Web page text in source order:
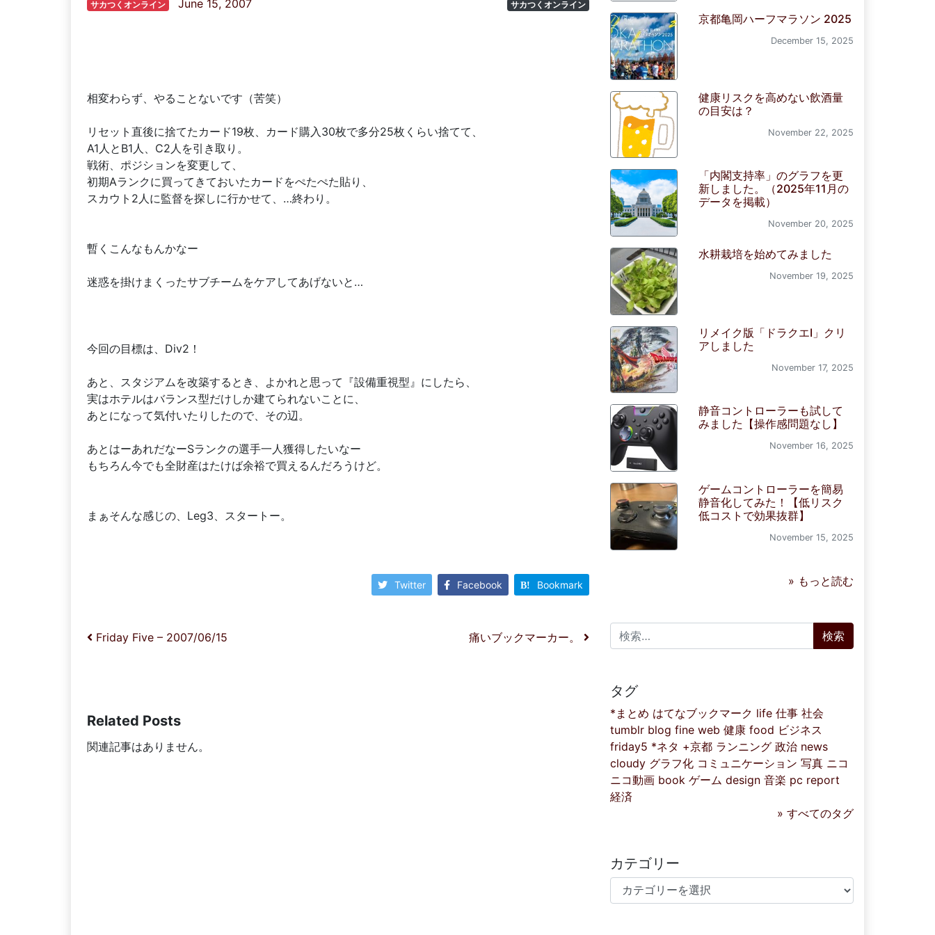
サカつくオンライン June 15, 2007 サカつくオンライン
相変わらず、やることないです（苦笑）
リセット直後に捨てたカード19枚、カード購入30枚で多分25枚くらい捨てて、
A1人とB1人、C2人を引き取り。
戦術、ポジションを変更して、
初期Aランクに買ってきておいたカードをぺたぺた貼り、
スカウト2人に監督を探しに行かせて、…終わり。
暫くこんなもんかなー
迷惑を掛けまくったサブチームをケアしてあげないと…
今回の目標は、Div2！
あと、スタジアムを改築するとき、よかれと思って『設備重視型』にしたら、
実はホテルはバランス型だけしか建てられないことに、
あとになって気付いたりしたので、その辺。
あとはーあれだなーSランクの選手一人獲得したいなー
もちろん今でも全財産はたけば余裕で買えるんだろうけど。
まぁそんな感じの、Leg3、スタートー。
Twitter Facebook Bookmark
投稿ナビゲーション
Friday Five – 2007/06/15 痛いブックマーカー。
Related Posts
関連記事はありません。
京都亀岡ハーフマラソン 2025
December 15, 2025
健康リスクを高めない飲酒量
の目安は？
November 22, 2025
「内閣支持率」のグラフを更
新しました。（2025年11月の
データを掲載）
November 20, 2025
水耕栽培を始めてみました
November 19, 2025
リメイク版「ドラクエI」クリ
アしました
November 17, 2025
静音コントローラーも試して
みました【操作感問題なし】
November 16, 2025
ゲームコントローラーを簡易
静音化してみた！【低リスク
低コストで効果抜群】
November 15, 2025
» もっと読む
検索:
タグ
*まとめ はてなブックマーク life 仕事 社会
tumblr blog fine web 健康 food ビジネス
friday5 *ネタ +京都 ランニング 政治 news
cloudy グラフ化 コミュニケーション 写真 ニコ
ニコ動画 book ゲーム design 音楽 pc report
経済
» すべてのタグ
カテゴリー
カテゴリー